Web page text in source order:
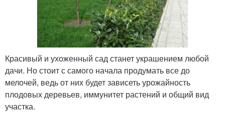
Красивый и ухоженный сад станет украшением любой
дачи. Но стоит с самого начала продумать все до
мелочей, ведь от них будет зависеть урожайность
плодовых деревьев, иммунитет растений и общий вид
участка.